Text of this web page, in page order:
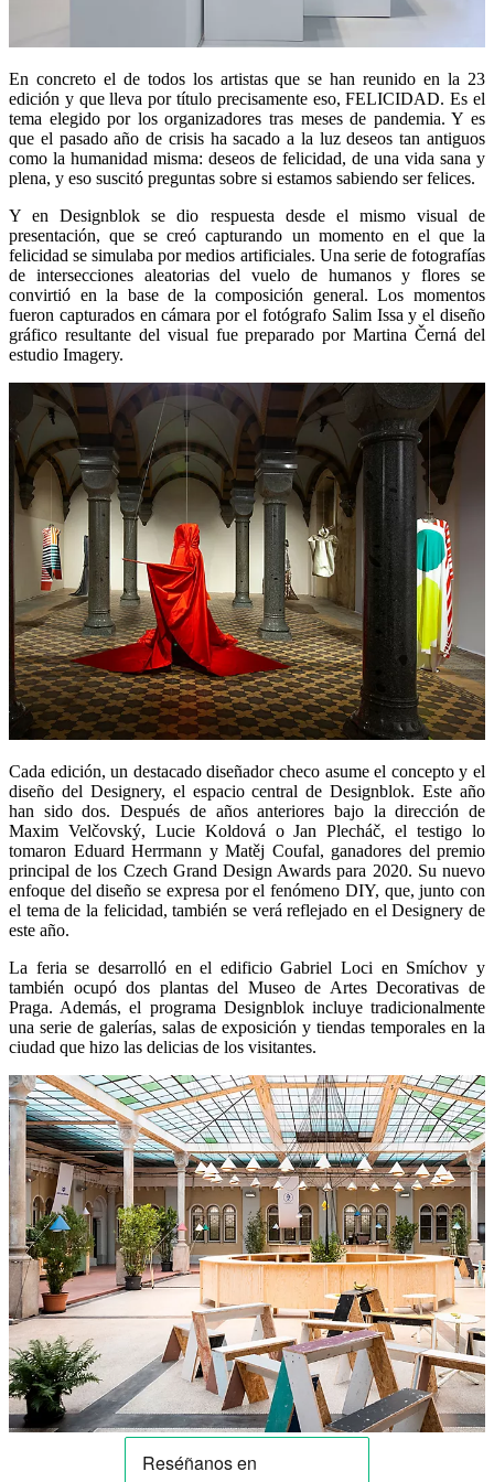
En concreto el de todos los artistas que se han reunido en la 23
edición y que lleva por título precisamente eso, FELICIDAD. Es el
tema elegido por los organizadores tras meses de pandemia. Y es
que el pasado año de crisis ha sacado a la luz deseos tan antiguos
como la humanidad misma: deseos de felicidad, de una vida sana y
plena, y eso suscitó preguntas sobre si estamos sabiendo ser felices.
Y en Designblok se dio respuesta desde el mismo visual de
presentación, que se creó capturando un momento en el que la
felicidad se simulaba por medios artificiales. Una serie de fotografías
de intersecciones aleatorias del vuelo de humanos y flores se
convirtió en la base de la composición general. Los momentos
fueron capturados en cámara por el fotógrafo Salim Issa y el diseño
gráfico resultante del visual fue preparado por Martina Černá del
estudio Imagery.
Cada edición, un destacado diseñador checo asume el concepto y el
diseño del Designery, el espacio central de Designblok. Este año
han sido dos. Después de años anteriores bajo la dirección de
Maxim Velčovský, Lucie Koldová o Jan Plecháč, el testigo lo
tomaron Eduard Herrmann y Matěj Coufal, ganadores del premio
principal de los Czech Grand Design Awards para 2020. Su nuevo
enfoque del diseño se expresa por el fenómeno DIY, que, junto con
el tema de la felicidad, también se verá reflejado en el Designery de
este año.
La feria se desarrolló en el edificio Gabriel Loci en Smíchov y
también ocupó dos plantas del Museo de Artes Decorativas de
Praga. Además, el programa Designblok incluye tradicionalmente
una serie de galerías, salas de exposición y tiendas temporales en la
ciudad que hizo las delicias de los visitantes.